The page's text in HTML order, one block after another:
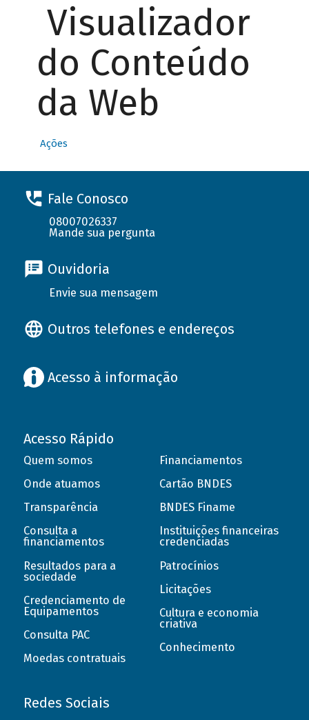
Visualizador
do Conteúdo
da Web
Ações
Fale Conosco
08007026337
Mande sua pergunta
Ouvidoria
Envie sua mensagem
Outros telefones e endereços
Acesso à informação
Acesso Rápido
Quem somos
Onde atuamos
Transparência
Consulta a
financiamentos
Resultados para a
sociedade
Credenciamento de
Equipamentos
Consulta PAC
Moedas contratuais
Financiamentos
Cartão BNDES
BNDES Finame
Instituições financeiras
credenciadas
Patrocínios
Licitações
Cultura e economia
criativa
Conhecimento
Redes Sociais